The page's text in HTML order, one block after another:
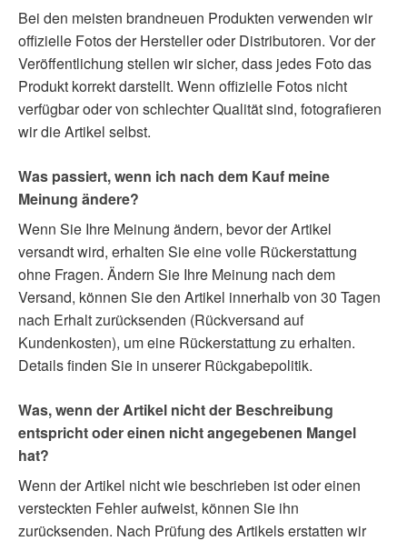
Bei den meisten brandneuen Produkten verwenden wir
offizielle Fotos der Hersteller oder Distributoren. Vor der
Veröffentlichung stellen wir sicher, dass jedes Foto das
Produkt korrekt darstellt. Wenn offizielle Fotos nicht
verfügbar oder von schlechter Qualität sind, fotografieren
wir die Artikel selbst.
Was passiert, wenn ich nach dem Kauf meine
Meinung ändere?
Wenn Sie Ihre Meinung ändern, bevor der Artikel
versandt wird, erhalten Sie eine volle Rückerstattung
ohne Fragen. Ändern Sie Ihre Meinung nach dem
Versand, können Sie den Artikel innerhalb von 30 Tagen
nach Erhalt zurücksenden (Rückversand auf
Kundenkosten), um eine Rückerstattung zu erhalten.
Details finden Sie in unserer Rückgabepolitik.
Was, wenn der Artikel nicht der Beschreibung
entspricht oder einen nicht angegebenen Mangel
hat?
Wenn der Artikel nicht wie beschrieben ist oder einen
versteckten Fehler aufweist, können Sie ihn
zurücksenden. Nach Prüfung des Artikels erstatten wir